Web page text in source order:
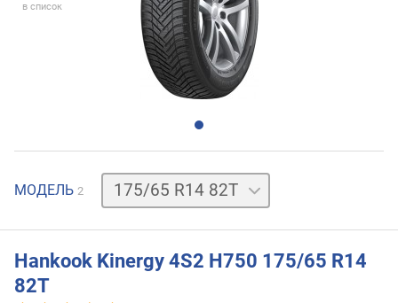
в список
МОДЕЛЬ 2
175/65
R14
Hankook Kinergy 4S2 H750 175/65 R14
82T